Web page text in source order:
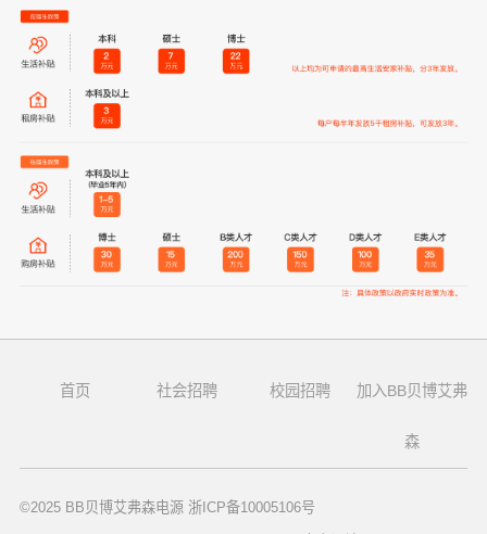
首页 社会招聘 校园招聘 加入BB贝博艾弗
森
©2025 BB贝博艾弗森电源 浙ICP备10005106号